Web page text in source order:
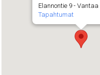
Elannontie 9 - Vantaa
Tapahtumat